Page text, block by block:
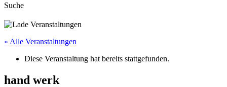
Suche
« Alle Veranstaltungen
Diese Veranstaltung hat bereits stattgefunden.
hand werk